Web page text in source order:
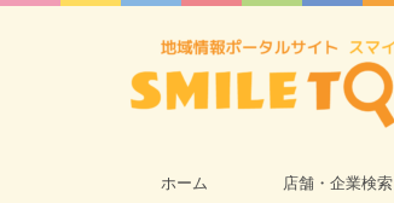
ホーム 店舗・企業検索